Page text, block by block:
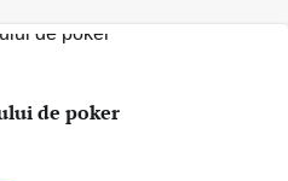
de poker